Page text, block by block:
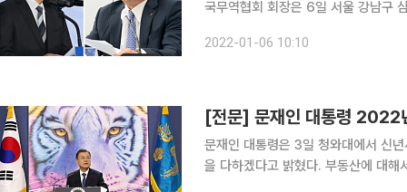
국무역협회 회장은 6일 서울 강남구
2022-01-06 10:10
[전문] 문재인 대통령 2022
문재인 대통령은 3일 청와대에서 신
을 다하겠다고 밝혔다. 부동산에 대해서